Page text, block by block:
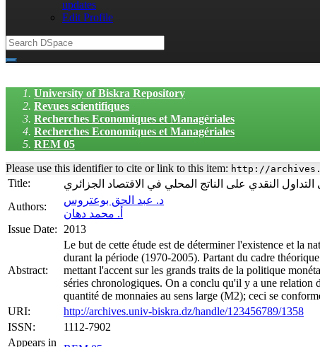
updates
Edit Profile
University of Biskra Repository
Revues scientifiques
Recherches Economiques et Managériales
Recherches Economiques et Managériales
REM 05
Please use this identifier to cite or link to this item: http://
Title:
التداول النقدي على الناتج المحلي في الاقتصاد الجزائري
Authors:
د. عبد الحق بوعتروس
أ. محمد دهان
Issue Date:
2013
Abstract:
Le but de cette étude est de déterminer l'existence et la
durant la période (1970-2005). Partant du cadre
mettant l'accent sur les grands traits de la politique
séries chronologiques. On a conclu qu'il y a une relation
quantité de monnaies au sens large (M2); ceci se
URI:
http://archives.univ-biskra.dz/handle/123456789/1358
ISSN:
1112-7902
Appears in